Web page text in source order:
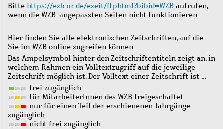
Bitte https://ezb.ur.de/ezeit/fl.phtml?bibid=WZB aufrufen,
wenn die WZB-angepassten Seiten nicht funktionieren.
Hier finden Sie alle elektronischen Zeitschriften, auf die
Sie im WZB online zugreifen können.
Das Ampelsymbol hinter den Zeitschriftentiteln zeigt an, in
welchem Rahmen ein Volltextzugriff auf die jeweilige
Zeitschrift möglich ist. Der Volltext einer Zeitschrift ist …
frei zugänglich
für MitarbeiterInnen des WZB freigeschaltet
nur für einen Teil der erschienenen Jahrgänge
zugänglich
nicht frei zugänglich